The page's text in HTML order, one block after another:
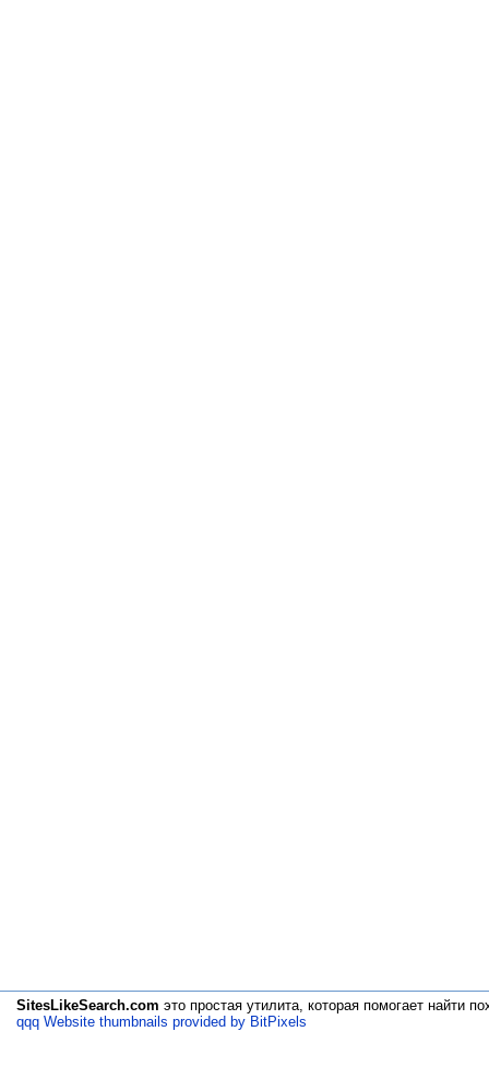
SitesLikeSearch.com это простая утилита, которая помогает найти
qqq Website thumbnails provided by BitPixels